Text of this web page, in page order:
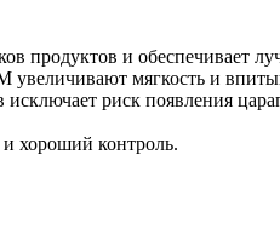
продуктов и обеспечивает
мягкость и
исключает риск появления
и хороший контроль.